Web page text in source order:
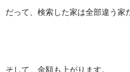
だって、検索した家は全部違う家
そして、金額も上がります。